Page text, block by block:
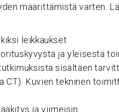
määrittämistä varten.
leikkaukset
ja yleisestä
sisältäen
CT). Kuvien tekninen
ja viimeisin